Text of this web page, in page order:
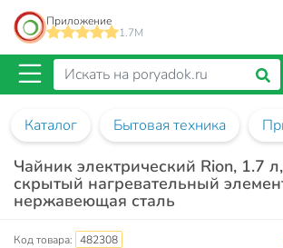
Приложение
1.7M
Каталог Бытовая техника
Чайник электрический Rion, 1.7
скрытый нагревательный
нержавеющая сталь
Код товара: 482308